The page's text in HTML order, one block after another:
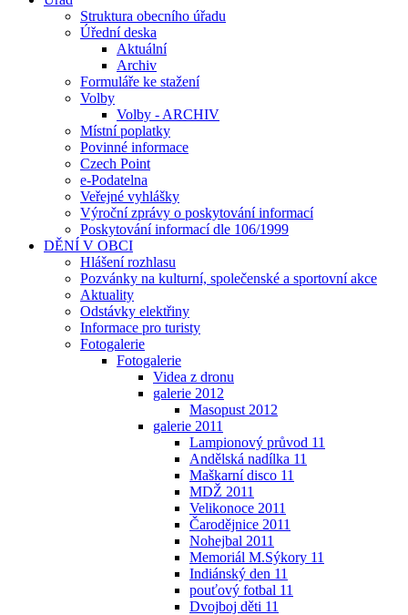
Struktura obecního úřadu
Úřední deska
Aktuální
Archiv
Formuláře ke stažení
Volby
Volby - ARCHIV
Místní poplatky
Povinné informace
Czech Point
e-Podatelna
Veřejné vyhlášky
Výroční zprávy o poskytování informací
Poskytování informací dle 106/1999
DĚNÍ V OBCI
Hlášení rozhlasu
Pozvánky na kulturní, společenské a sportovní akce
Aktuality
Odstávky elektřiny
Informace pro turisty
Fotogalerie
Fotogalerie
Videa z dronu
galerie 2012
Masopust 2012
galerie 2011
Lampionový průvod 11
Andělská nadílka 11
Maškarní disco 11
MDŽ 2011
Velikonoce 2011
Čarodějnice 2011
Nohejbal 2011
Memoriál M.Sýkory 11
Indiánský den 11
pouťový fotbal 11
Dvojboj děti 11